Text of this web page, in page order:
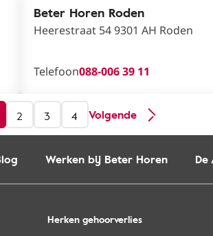
Beter Horen Roden
Heerestraat 54 9301 AH Roden
Telefoon088-006 39 11
2 3 4 Volgende
Werken bij Beter Horen
Herken gehoorverlies